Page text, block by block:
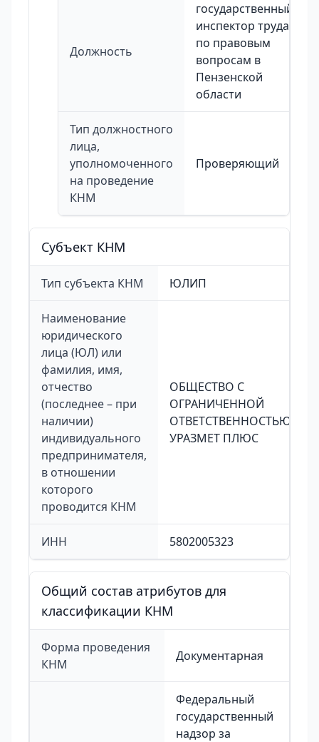
Должность
государственный
инспектор труда
по правовым
вопросам в
Пензенской
области
Тип должностного
лица,
уполномоченного
на проведение
КНМ
Проверяющий
Cубъект КНМ
Тип субъекта КНМ ЮЛИП
Наименование
юридического
лица (ЮЛ) или
фамилия, имя,
отчество
(последнее – при
наличии)
индивидуального
предпринимателя,
в отношении
которого
проводится КНМ
ОБЩЕСТВО С
ОГРАНИЧЕННОЙ
ОТВЕТСТВЕННОСТЬЮ
УРАЗМЕТ ПЛЮС
ИНН 5802005323
Общий состав атрибутов для
классификации КНМ
Форма проведения
КНМ
Документарная
Федеральный
государственный
надзор за